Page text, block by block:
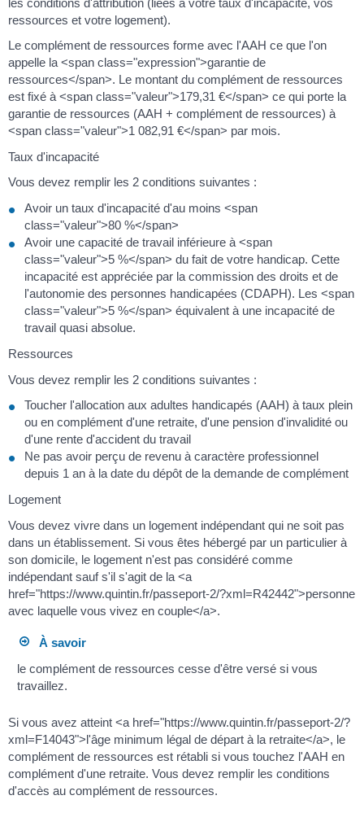
ressources et votre logement).
Le complément de ressources forme avec l'AAH ce que l'on
appelle la <span class="expression">garantie de
ressources</span>. Le montant du complément de ressources
est fixé à <span class="valeur">179,31 €</span> ce qui porte la
garantie de ressources (AAH + complément de ressources) à
<span class="valeur">1 082,91 €</span> par mois.
Taux d'incapacité
Vous devez remplir les 2 conditions suivantes :
Avoir un taux d'incapacité d'au moins <span
class="valeur">80 %</span>
Avoir une capacité de travail inférieure à <span
class="valeur">5 %</span> du fait de votre handicap. Cette
incapacité est appréciée par la commission des droits et de
l'autonomie des personnes handicapées (CDAPH). Les <span
class="valeur">5 %</span> équivalent à une incapacité de
travail quasi absolue.
Ressources
Vous devez remplir les 2 conditions suivantes :
Toucher l'allocation aux adultes handicapés (AAH) à taux plein
ou en complément d'une retraite, d'une pension d'invalidité ou
d'une rente d'accident du travail
Ne pas avoir perçu de revenu à caractère professionnel
depuis 1 an à la date du dépôt de la demande de complément
Logement
Vous devez vivre dans un logement indépendant qui ne soit pas
dans un établissement. Si vous êtes hébergé par un particulier à
son domicile, le logement n'est pas considéré comme
indépendant sauf s'il s'agit de la <a
href="https://www.quintin.fr/passeport-2/?xml=R42442">personne
avec laquelle vous vivez en couple</a>.
À savoir
le complément de ressources cesse d'être versé si vous
travaillez.
Si vous avez atteint <a href="https://www.quintin.fr/passeport-2/?
xml=F14043">l'âge minimum légal de départ à la retraite</a>, le
complément de ressources est rétabli si vous touchez l'AAH en
complément d'une retraite. Vous devez remplir les conditions
d'accès au complément de ressources.